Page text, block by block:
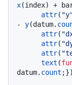
x(index) +
attr(
- y(datum.
attr(
attr(
attr(
text (
datum. count